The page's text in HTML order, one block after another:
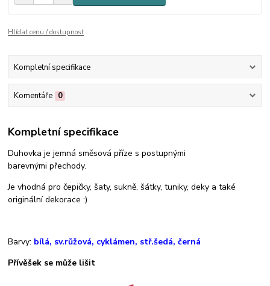
Hlídat cenu / dostupnost
Kompletní specifikace
Komentáře 0
Kompletní specifikace
Duhovka je jemná směsová příze s postupnými
barevnými přechody.
Je vhodná pro čepičky, šaty, sukně, šátky, tuniky, deky a také
originální dekorace :)
Barvy: bílá, sv.růžová, cyklámen, stř.šedá, černá
Přívěšek se může lišit